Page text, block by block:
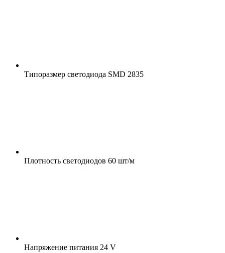
Типоразмер светодиода SMD 2835
Плотность светодиодов 60 шт/м
Напряжение питания 24 V